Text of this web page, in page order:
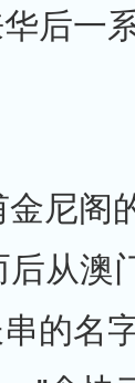
后一
尼阁
从澳
的名